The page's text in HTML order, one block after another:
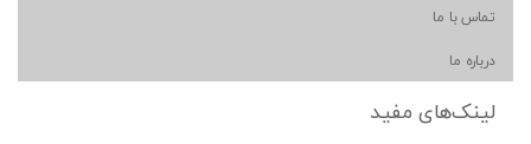
تماس با ما
درباره ما
لینک‌های مفید